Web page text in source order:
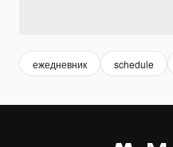
ежедневник schedule